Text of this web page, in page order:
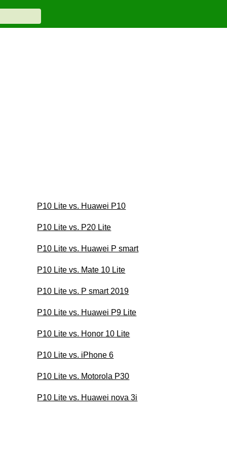
P10 Lite vs. Huawei P10
P10 Lite vs. P20 Lite
P10 Lite vs. Huawei P smart
P10 Lite vs. Mate 10 Lite
P10 Lite vs. P smart 2019
P10 Lite vs. Huawei P9 Lite
P10 Lite vs. Honor 10 Lite
P10 Lite vs. iPhone 6
P10 Lite vs. Motorola P30
P10 Lite vs. Huawei nova 3i